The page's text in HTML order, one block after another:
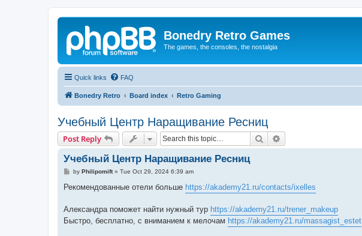
Bonedry Retro Games
The games, the consoles, the nostalgia
Quick links FAQ
Bonedry Retro Board index Retro Gaming
Учебный Центр Наращивание Ресниц
Post Reply Search
Учебный Центр Наращивание Ресниц
P
s
by Philipomift» Tue Oct 29, 2024 6:39 am
Рекомендованные отели больше https://akademy21.ru/contacts/ixelles
Александра поможет найти нужный тур https://akademy21.ru/trener_makeup
Быстро, бесплатно, с вниманием к мелочам https://akademy21.ru/massagist_estet